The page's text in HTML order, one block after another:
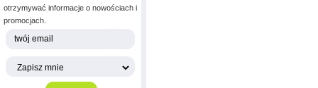
otrzymywać informacje o nowościach i
promocjach.